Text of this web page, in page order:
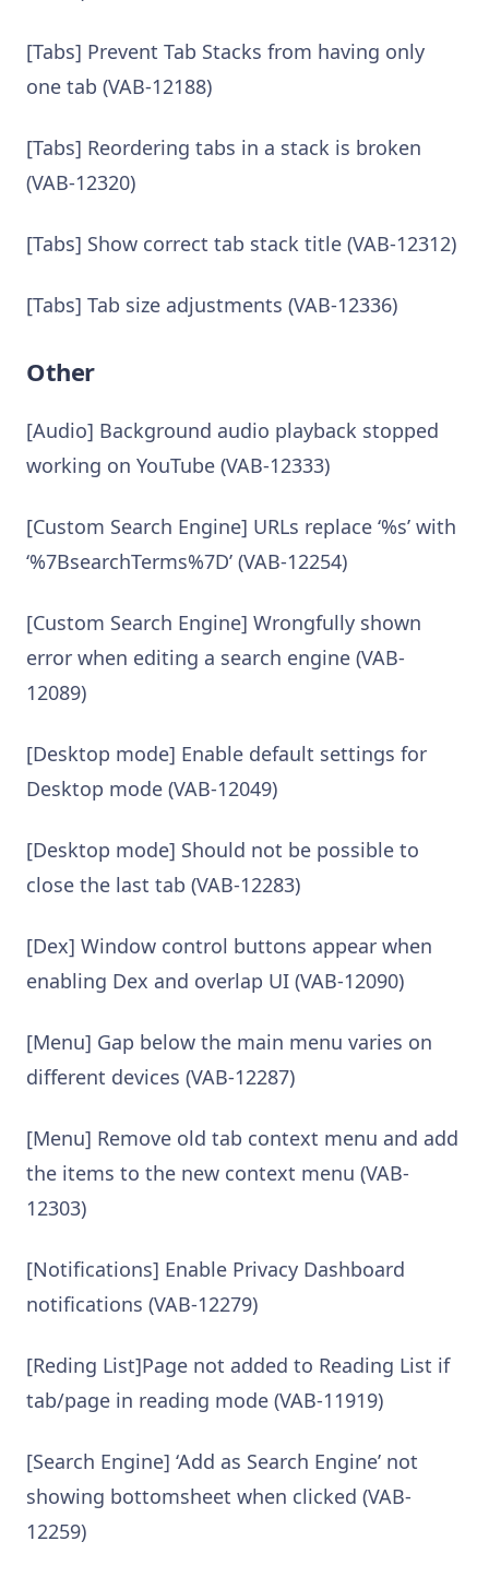
[Tabs] Prevent Tab Stacks from having only
one tab (VAB-12188)
[Tabs] Reordering tabs in a stack is broken
(VAB-12320)
[Tabs] Show correct tab stack title (VAB-12312)
[Tabs] Tab size adjustments (VAB-12336)
Other
[Audio] Background audio playback stopped
working on YouTube (VAB-12333)
[Custom Search Engine] URLs replace ‘%s’ with
‘%7BsearchTerms%7D’ (VAB-12254)
[Custom Search Engine] Wrongfully shown
error when editing a search engine (VAB-
12089)
[Desktop mode] Enable default settings for
Desktop mode (VAB-12049)
[Desktop mode] Should not be possible to
close the last tab (VAB-12283)
[Dex] Window control buttons appear when
enabling Dex and overlap UI (VAB-12090)
[Menu] Gap below the main menu varies on
different devices (VAB-12287)
[Menu] Remove old tab context menu and add
the items to the new context menu (VAB-
12303)
[Notifications] Enable Privacy Dashboard
notifications (VAB-12279)
[Reding List]Page not added to Reading List if
tab/page in reading mode (VAB-11919)
[Search Engine] ‘Add as Search Engine’ not
showing bottomsheet when clicked (VAB-
12259)